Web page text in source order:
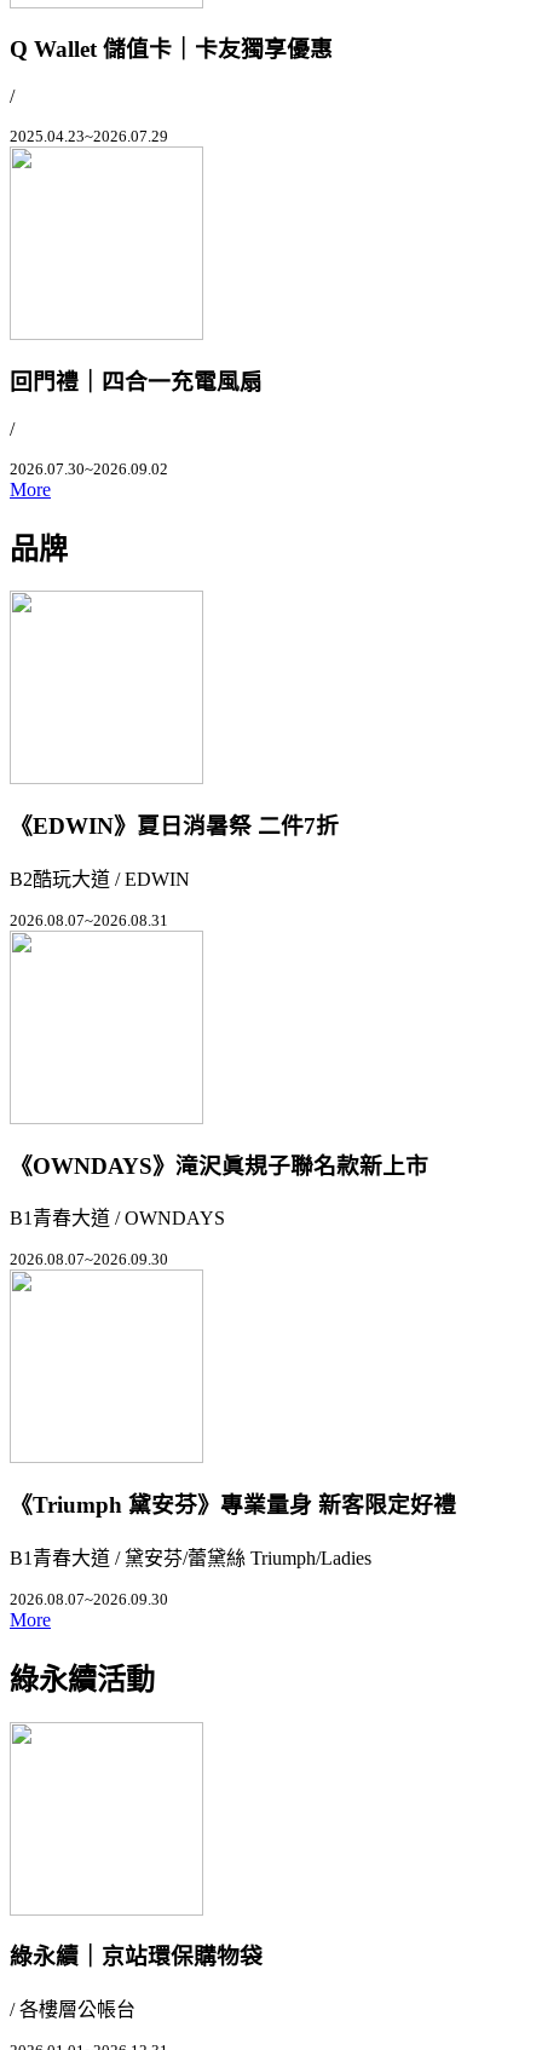
Q Wallet 儲值卡｜卡友獨享優惠
/
2025.04.23~2026.07.29
回門禮｜四合一充電風扇
/
2026.07.30~2026.09.02
More
品牌
《EDWIN》夏日消暑祭 二件7折
B2酷玩大道 / EDWIN
2026.08.07~2026.08.31
《OWNDAYS》滝沢眞規子聯名款新上市
B1青春大道 / OWNDAYS
2026.08.07~2026.09.30
《Triumph 黛安芬》專業量身 新客限定好禮
B1青春大道 / 黛安芬/蕾黛絲 Triumph/Ladies
2026.08.07~2026.09.30
More
綠永續活動
綠永續｜京站環保購物袋
/ 各樓層公帳台